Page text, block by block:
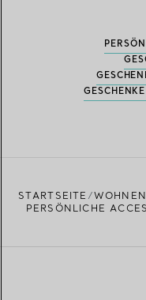
STARTSEITE
PERSÖNLICHE